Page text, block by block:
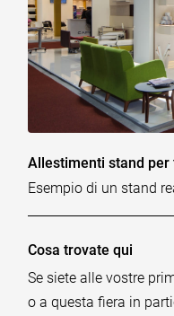
Allestimenti stand per
Esempio di un stand
Cosa trovate qui
Se siete alle vostre
o a questa fiera in